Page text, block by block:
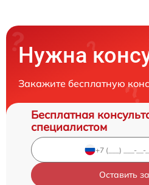
Нужна
Закажите бесплатную
Бесплатная
специалистом
Оставить